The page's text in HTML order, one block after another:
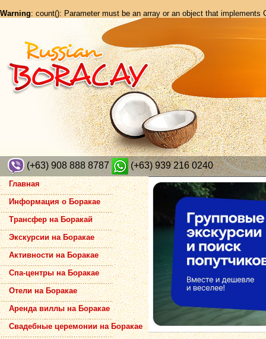
Warning: count(): Parameter must be an array or an object that implements
(+63) 908 888 8787 (+63) 939 216 0240
Главная
Информация о Боракае
Трансфер на Боракай
Экскурсии на Боракае
Активности на Боракае
Спа-центры на Боракае
Отели на Боракае
Аренда виллы на Боракае
Свадебные церемонии на Боракае